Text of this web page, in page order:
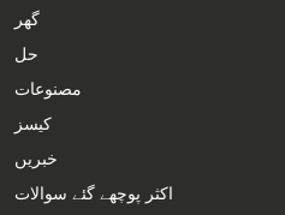
گھر
حل
مصنوعات
کیسز
خبریں
اکثر پوچھے گئے سوالات